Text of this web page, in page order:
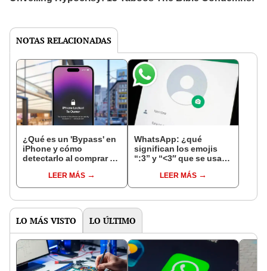
NOTAS RELACIONADAS
¿Qué es un 'Bypass' en
iPhone y cómo
detectarlo al comprar un
LEER MÁS
WhatsApp: ¿qué
significan los emojis
“:3” y “<3″ que se usan
LEER MÁS
LO MÁS VISTO LO ÚLTIMO